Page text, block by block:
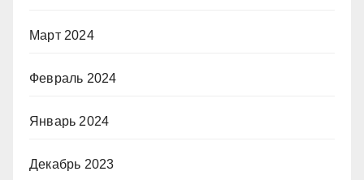
Март 2024
Февраль 2024
Январь 2024
Декабрь 2023